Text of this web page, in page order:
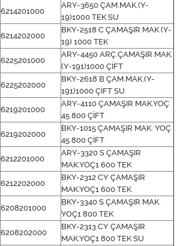
6214201000
ARY-3650 ÇAM.MAK.(Y-
19)1000 TEK SU
6214202000
BKY-2518 C ÇAMAŞIR MAK.(Y-
19) 1000 TEK
6225201000
ARY-4450 ARÇ.ÇAMAŞIR MAK.
(Y-191)1000 ÇİFT
6225202000
BKY-2618 B ÇAM.MAK.(Y-
191)1000 ÇİFT SU
6219201000
ARY-4110 ÇAMAŞIR MAK.YOÇ
45 800 ÇİFT
6219202000
BKY-1015 ÇAMAŞIR MAK. YOÇ
45 800 ÇİFT
6212201000
ARY-3320 S ÇAMAŞIR
MAK.YOÇ1 600 TEK
6212202000
BKY-2312 CY ÇAMAŞIR
MAK.YOÇ1 600 TEK
6208201000
BKY-3340 S ÇAMAŞIR MAK.
YOÇ1 800 TEK
6208202000
BKY-2313 CY ÇAMAŞIR
MAK.YOÇ1 800 TEK SU